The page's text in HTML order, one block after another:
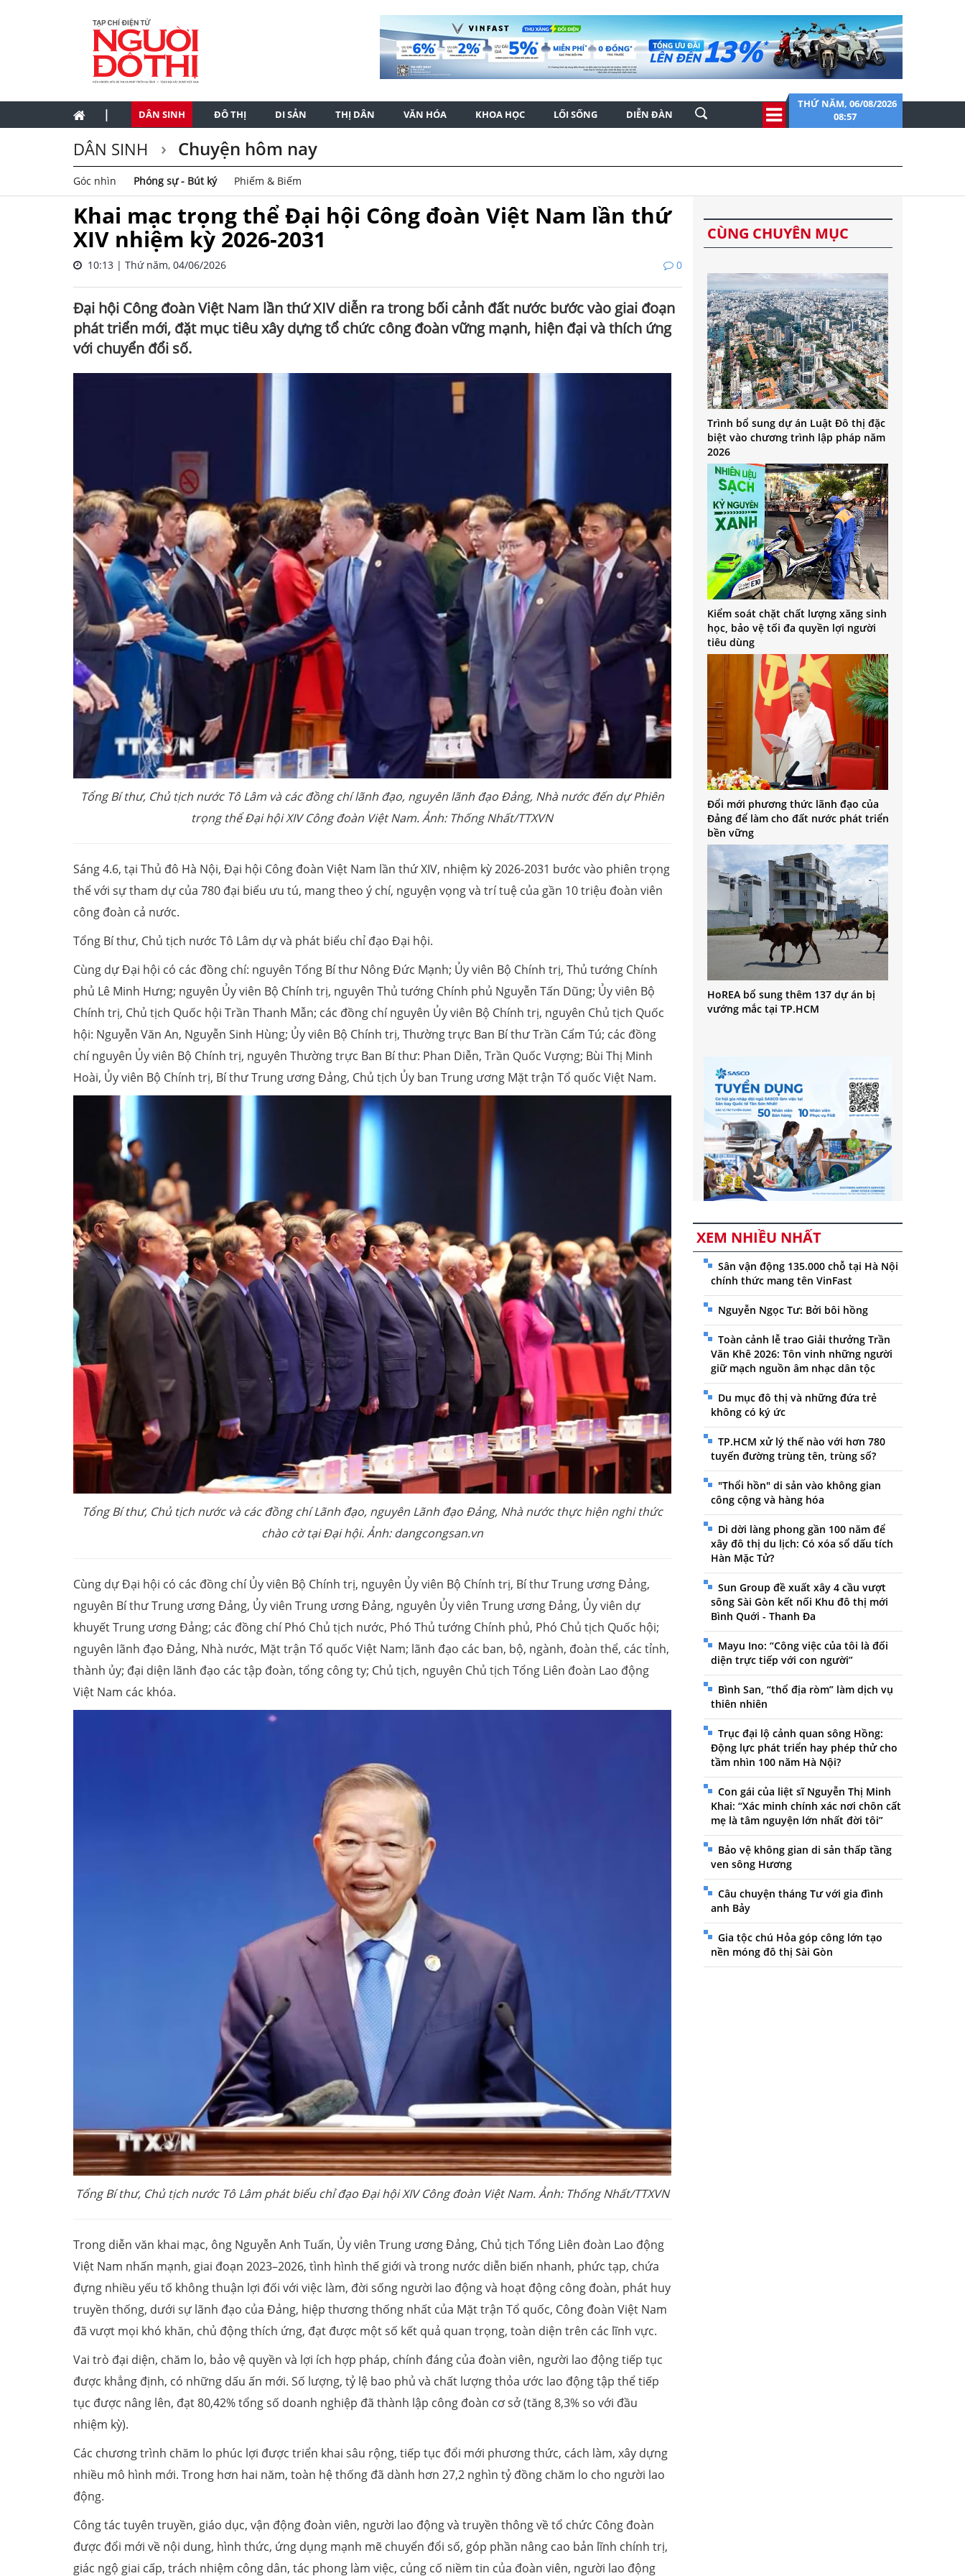
| DÂN SINH ĐÔ THỊ DI SẢN THỊ DÂN VĂN HÓA KHOA HỌC LỐI SỐNG DIỄN ĐÀN
THỨ NĂM, 06/08/2026
08:57
DÂN SINH Chuyện hôm nay
Góc nhìn Phóng sự - Bút ký Phiếm & Biếm
Khai mạc trọng thể Đại hội Công đoàn Việt Nam lần thứ
XIV nhiệm kỳ 2026-2031
10:13 | Thứ năm, 04/06/2026 0
Đại hội Công đoàn Việt Nam lần thứ XIV diễn ra trong bối cảnh đất nước bước vào giai đoạn
phát triển mới, đặt mục tiêu xây dựng tổ chức công đoàn vững mạnh, hiện đại và thích ứng
với chuyển đổi số.
Tổng Bí thư, Chủ tịch nước Tô Lâm và các đồng chí lãnh đạo, nguyên lãnh đạo Đảng, Nhà nước đến dự Phiên
trọng thể Đại hội XIV Công đoàn Việt Nam. Ảnh: Thống Nhất/TTXVN
Sáng 4.6, tại Thủ đô Hà Nội, Đại hội Công đoàn Việt Nam lần thứ XIV, nhiệm kỳ 2026-2031 bước vào phiên trọng
thể với sự tham dự của 780 đại biểu ưu tú, mang theo ý chí, nguyện vọng và trí tuệ của gần 10 triệu đoàn viên
công đoàn cả nước.
Tổng Bí thư, Chủ tịch nước Tô Lâm dự và phát biểu chỉ đạo Đại hội.
Cùng dự Đại hội có các đồng chí: nguyên Tổng Bí thư Nông Đức Mạnh; Ủy viên Bộ Chính trị, Thủ tướng Chính
phủ Lê Minh Hưng; nguyên Ủy viên Bộ Chính trị, nguyên Thủ tướng Chính phủ Nguyễn Tấn Dũng; Ủy viên Bộ
Chính trị, Chủ tịch Quốc hội Trần Thanh Mẫn; các đồng chí nguyên Ủy viên Bộ Chính trị, nguyên Chủ tịch Quốc
hội: Nguyễn Văn An, Nguyễn Sinh Hùng; Ủy viên Bộ Chính trị, Thường trực Ban Bí thư Trần Cẩm Tú; các đồng
chí nguyên Ủy viên Bộ Chính trị, nguyên Thường trực Ban Bí thư: Phan Diễn, Trần Quốc Vượng; Bùi Thị Minh
Hoài, Ủy viên Bộ Chính trị, Bí thư Trung ương Đảng, Chủ tịch Ủy ban Trung ương Mặt trận Tổ quốc Việt Nam.
Tổng Bí thư, Chủ tịch nước và các đồng chí Lãnh đạo, nguyên Lãnh đạo Đảng, Nhà nước thực hiện nghi thức
chào cờ tại Đại hội. Ảnh: dangcongsan.vn
Cùng dự Đại hội có các đồng chí Ủy viên Bộ Chính trị, nguyên Ủy viên Bộ Chính trị, Bí thư Trung ương Đảng,
nguyên Bí thư Trung ương Đảng, Ủy viên Trung ương Đảng, nguyên Ủy viên Trung ương Đảng, Ủy viên dự
khuyết Trung ương Đảng; các đồng chí Phó Chủ tịch nước, Phó Thủ tướng Chính phủ, Phó Chủ tịch Quốc hội;
nguyên lãnh đạo Đảng, Nhà nước, Mặt trận Tổ quốc Việt Nam; lãnh đạo các ban, bộ, ngành, đoàn thể, các tỉnh,
thành ủy; đại diện lãnh đạo các tập đoàn, tổng công ty; Chủ tịch, nguyên Chủ tịch Tổng Liên đoàn Lao động
Việt Nam các khóa.
Tổng Bí thư, Chủ tịch nước Tô Lâm phát biểu chỉ đạo Đại hội XIV Công đoàn Việt Nam. Ảnh: Thống Nhất/TTXVN
Trong diễn văn khai mạc, ông Nguyễn Anh Tuấn, Ủy viên Trung ương Đảng, Chủ tịch Tổng Liên đoàn Lao động
Việt Nam nhấn mạnh, giai đoạn 2023–2026, tình hình thế giới và trong nước diễn biến nhanh, phức tạp, chứa
đựng nhiều yếu tố không thuận lợi đối với việc làm, đời sống người lao động và hoạt động công đoàn, phát huy
truyền thống, dưới sự lãnh đạo của Đảng, hiệp thương thống nhất của Mặt trận Tổ quốc, Công đoàn Việt Nam
đã vượt mọi khó khăn, chủ động thích ứng, đạt được một số kết quả quan trọng, toàn diện trên các lĩnh vực.
Vai trò đại diện, chăm lo, bảo vệ quyền và lợi ích hợp pháp, chính đáng của đoàn viên, người lao động tiếp tục
được khẳng định, có những dấu ấn mới. Số lượng, tỷ lệ bao phủ và chất lượng thỏa ước lao động tập thể tiếp
tục được nâng lên, đạt 80,42% tổng số doanh nghiệp đã thành lập công đoàn cơ sở (tăng 8,3% so với đầu
nhiệm kỳ).
Các chương trình chăm lo phúc lợi được triển khai sâu rộng, tiếp tục đổi mới phương thức, cách làm, xây dựng
nhiều mô hình mới. Trong hơn hai năm, toàn hệ thống đã dành hơn 27,2 nghìn tỷ đồng chăm lo cho người lao
động.
Công tác tuyên truyền, giáo dục, vận động đoàn viên, người lao động và truyền thông về tổ chức Công đoàn
được đổi mới về nội dung, hình thức, ứng dụng mạnh mẽ chuyển đổi số, góp phần nâng cao bản lĩnh chính trị,
giác ngộ giai cấp, trách nhiệm công dân, tác phong làm việc, củng cố niềm tin của đoàn viên, người lao động
CÙNG CHUYÊN MỤC
Trình bổ sung dự án Luật Đô thị đặc
biệt vào chương trình lập pháp năm
2026
Kiểm soát chặt chất lượng xăng sinh
học, bảo vệ tối đa quyền lợi người
tiêu dùng
Đổi mới phương thức lãnh đạo của
Đảng để làm cho đất nước phát triển
bền vững
HoREA bổ sung thêm 137 dự án bị
vướng mắc tại TP.HCM
XEM NHIỀU NHẤT
Sân vận động 135.000 chỗ tại Hà Nội
chính thức mang tên VinFast
Nguyễn Ngọc Tư: Bởi bôi hồng
Toàn cảnh lễ trao Giải thưởng Trần
Văn Khê 2026: Tôn vinh những người
giữ mạch nguồn âm nhạc dân tộc
Du mục đô thị và những đứa trẻ
không có ký ức
TP.HCM xử lý thế nào với hơn 780
tuyến đường trùng tên, trùng số?
"Thổi hồn" di sản vào không gian
công cộng và hàng hóa
Di dời làng phong gần 100 năm để
xây đô thị du lịch: Có xóa sổ dấu tích
Hàn Mặc Tử?
Sun Group đề xuất xây 4 cầu vượt
sông Sài Gòn kết nối Khu đô thị mới
Bình Quới - Thanh Đa
Mayu Ino: “Công việc của tôi là đối
diện trực tiếp với con người”
Bình San, “thổ địa ròm” làm dịch vụ
thiên nhiên
Trục đại lộ cảnh quan sông Hồng:
Động lực phát triển hay phép thử cho
tầm nhìn 100 năm Hà Nội?
Con gái của liệt sĩ Nguyễn Thị Minh
Khai: “Xác minh chính xác nơi chôn cất
mẹ là tâm nguyện lớn nhất đời tôi”
Bảo vệ không gian di sản thấp tầng
ven sông Hương
Câu chuyện tháng Tư với gia đình
anh Bảy
Gia tộc chú Hỏa góp công lớn tạo
nền móng đô thị Sài Gòn